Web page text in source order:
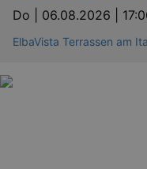
Do | 06.08.2026 |
ElbaVista Terrassen am